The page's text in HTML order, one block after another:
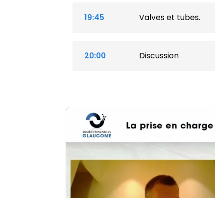
19:45 Valves et tubes.
20:00 Discussion